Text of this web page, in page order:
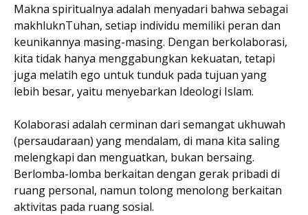
Makna spiritualnya adalah menyadari bahwa sebagai
makhluknTuhan, setiap individu memiliki peran dan
keunikannya masing-masing. Dengan berkolaborasi,
kita tidak hanya menggabungkan kekuatan, tetapi
juga melatih ego untuk tunduk pada tujuan yang
lebih besar, yaitu menyebarkan Ideologi Islam.
Kolaborasi adalah cerminan dari semangat ukhuwah
(persaudaraan) yang mendalam, di mana kita saling
melengkapi dan menguatkan, bukan bersaing.
Berlomba-lomba berkaitan dengan gerak pribadi di
ruang personal, namun tolong menolong berkaitan
aktivitas pada ruang sosial.